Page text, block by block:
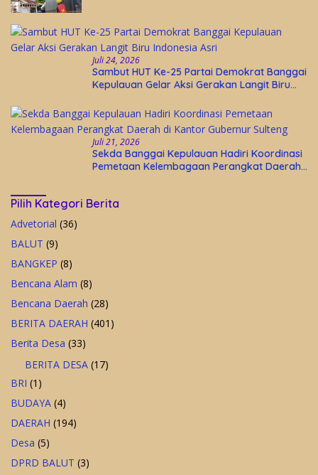
Juli 24, 2026
Sambut HUT Ke-25 Partai Demokrat Banggai
Kepulauan Gelar Aksi Gerakan Langit Biru
Juli 21, 2026
Sekda Banggai Kepulauan Hadiri Koordinasi
Pemetaan Kelembagaan Perangkat Daerah
Pilih Kategori Berita
Advetorial (36)
BALUT (9)
BANGKEP (8)
Bencana Alam (8)
Bencana Daerah (28)
BERITA DAERAH (401)
Berita Desa (33)
BERITA DESA (17)
BRI (1)
BUDAYA (4)
DAERAH (194)
Desa (5)
DPRD BALUT (3)